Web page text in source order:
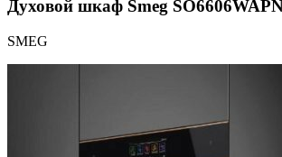
Духовой шкаф Smeg
SMEG